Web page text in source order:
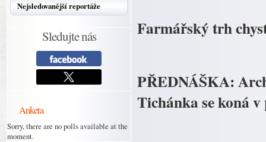
Nejsledovanější reportáže
Sledujte nás
Anketa
Sorry, there are no polls available at the
moment.
Farmářský trh
PŘEDNÁŠKA:
Tichánka se koná